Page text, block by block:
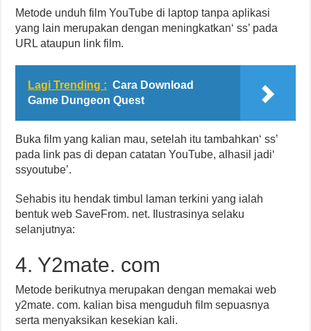
Metode unduh film YouTube di laptop tanpa aplikasi
yang lain merupakan dengan meningkatkan‘ ss’ pada
URL ataupun link film.
Lagi Trending : Cara Download
Game Dungeon Quest
Buka film yang kalian mau, setelah itu tambahkan‘ ss’
pada link pas di depan catatan YouTube, alhasil jadi‘
ssyoutube’.
Sehabis itu hendak timbul laman terkini yang ialah
bentuk web SaveFrom. net. Ilustrasinya selaku
selanjutnya:
4. Y2mate. com
Metode berikutnya merupakan dengan memakai web
y2mate. com. kalian bisa menguduh film sepuasnya
serta menyaksikan kesekian kali.